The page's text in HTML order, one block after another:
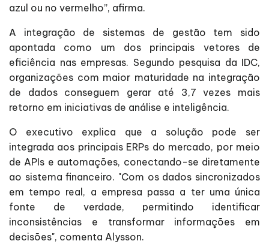
azul ou no vermelho”, afirma.
A integração de sistemas de gestão tem sido
apontada como um dos principais vetores de
eficiência nas empresas. Segundo pesquisa da IDC,
organizações com maior maturidade na integração
de dados conseguem gerar até 3,7 vezes mais
retorno em iniciativas de análise e inteligência.
O executivo explica que a solução pode ser
integrada aos principais ERPs do mercado, por meio
de APIs e automações, conectando-se diretamente
ao sistema financeiro. "Com os dados sincronizados
em tempo real, a empresa passa a ter uma única
fonte de verdade, permitindo identificar
inconsistências e transformar informações em
decisões", comenta Alysson.